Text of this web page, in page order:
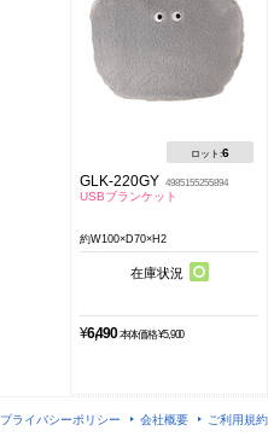
ロット:6
GLK-220GY 4985155255894
USBブランケット
約W100×D70×H2
在庫状況
¥6,490 本体価格 ¥5,900
プライバシーポリシー 会社概要 ご利用規約